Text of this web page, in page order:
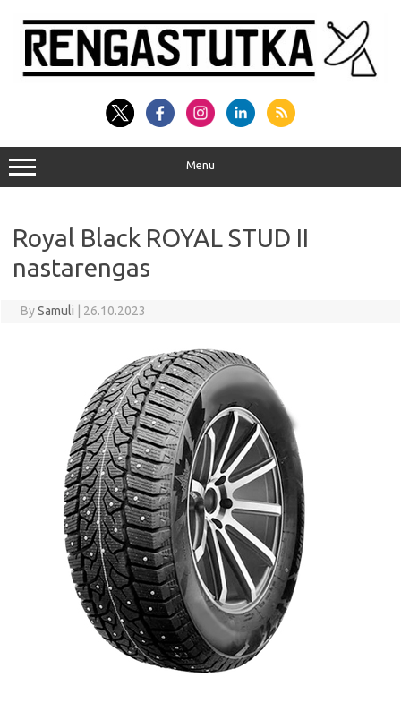
content
Menu
Royal Black ROYAL STUD II
nastarengas
BySamuli 26.10.2023